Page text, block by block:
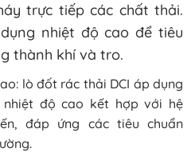
trực tiếp các chất thải.
nhiệt độ cao để tiêu
thành khí và tro.
lò đốt rác thải DCI áp dụng
độ cao kết hợp với hệ
đáp ứng các tiêu chuẩn